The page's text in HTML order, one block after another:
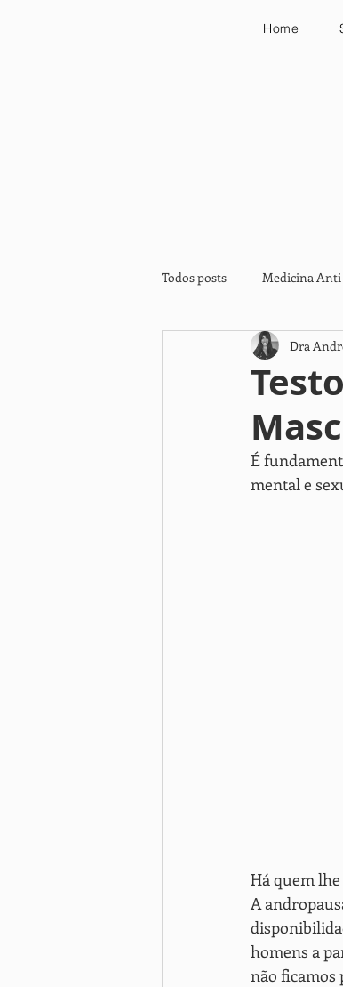
Home
Todos posts Medicina
Medicina Funcional
Gestão do
men's health
Dra
É
mental e
Há quem
A
homens a
não ficamos